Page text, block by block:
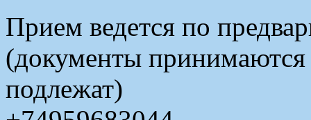
Прием ведется по
(документы принимаются
подлежат)